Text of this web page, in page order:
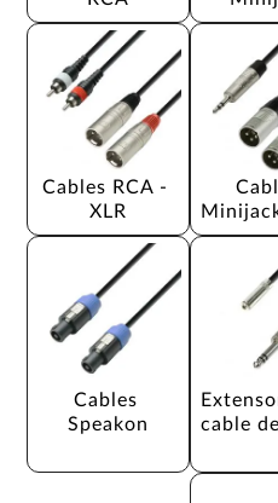
Cables RCA -
XLR
Cables
Speakon
cable